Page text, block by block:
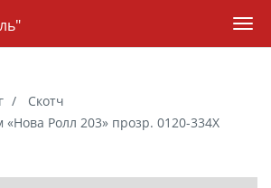
Скотч
Ролл 203» прозр. 0120-334Х